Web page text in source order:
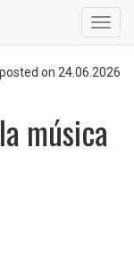
posted on 24.06.2026
música